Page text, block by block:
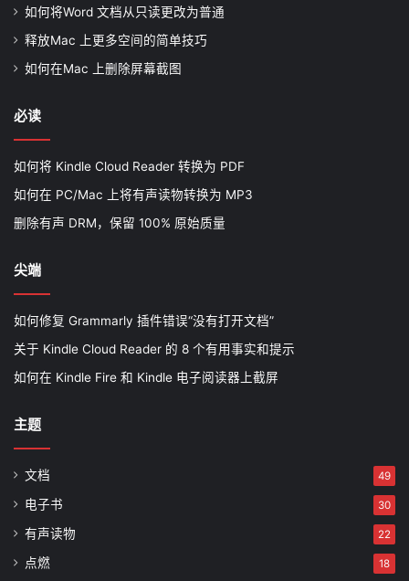
如何将Word 文档从只读更改为普通
释放Mac 上更多空间的简单技巧
如何在Mac 上删除屏幕截图
必读
如何将 Kindle Cloud Reader 转换为 PDF
如何在 PC/Mac 上将有声读物转换为 MP3
删除有声 DRM，保留 100% 原始质量
尖端
如何修复 Grammarly 插件错误“没有打开文档”
关于 Kindle Cloud Reader 的 8 个有用事实和提示
如何在 Kindle Fire 和 Kindle 电子阅读器上截屏
主题
文档 49
电子书 30
有声读物 22
点燃 18